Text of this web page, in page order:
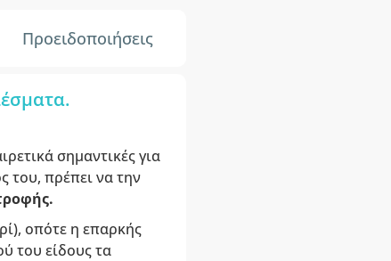
Προειδοποιήσεις
σημαντικές για
του, πρέπει να την
οπότε η επαρκής
του είδους τα